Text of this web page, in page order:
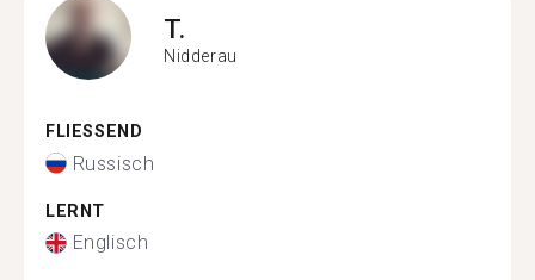
T.
Nidderau
FLIESSEND
Russisch
LERNT
Englisch